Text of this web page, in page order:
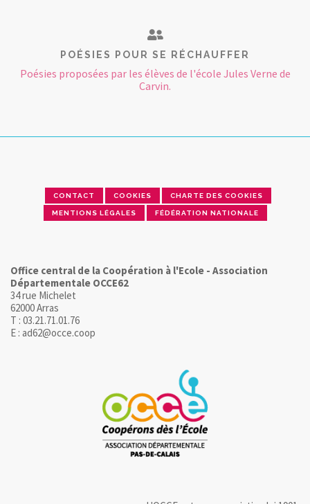
POÉSIES POUR SE RÉCHAUFFER
Poésies proposées par les élèves de l'école Jules Verne de
Carvin.
CONTACT COOKIES CHARTE DES COOKIES
MENTIONS LÉGALES FÉDÉRATION NATIONALE
Office central de la Coopération à l'Ecole - Association
Départementale OCCE62
34 rue Michelet
62000 Arras
T : 03.21.71.01.76
E : ad62@occe.coop